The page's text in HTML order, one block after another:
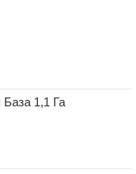
База 1,1 Га